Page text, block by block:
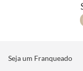
Seja um Franqueado